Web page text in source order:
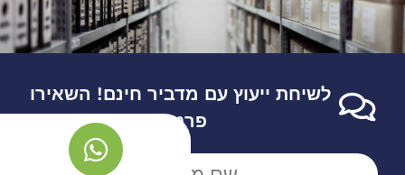
לשיחת ייעוץ עם מדביר חינם! השאירו
פרטים